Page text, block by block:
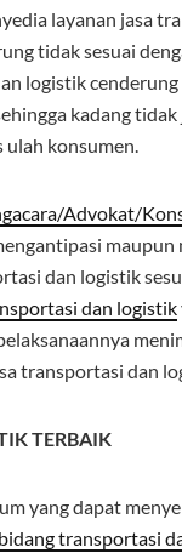
layanan jasa
tidak sesuai
logistik
kadang
konsumen.
Advokat/
maupun
dan logistik
dan logistik
transportasi dan
TERBAIK
yang dapat
transportasi